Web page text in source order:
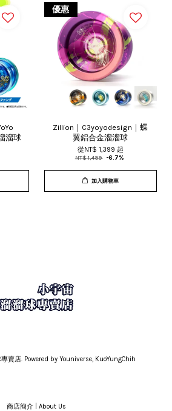
溜球
優惠
Zillion｜C3yoyodesign｜蝶
翼鋁合金溜溜球
從NT$ 1,399 起
NT$ 1,499 -6.7%
加入購物車
賣店. Powered by Youniverse, KuoYungChih
商店簡介 | About Us